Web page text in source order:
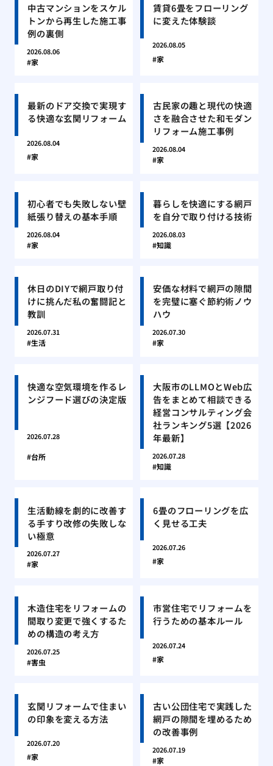
中古マンションをスケル
トンから再生した施工事
例の裏側
2026.08.06
家
賃貸6畳をフローリング
に変えた体験談
2026.08.05
家
最新のドア交換で実現す
る快適な玄関リフォーム
2026.08.04
家
古民家の趣と現代の快適
さを融合させた和モダン
リフォーム施工事例
2026.08.04
家
初心者でも失敗しない壁
紙張り替えの基本手順
2026.08.04
家
暮らしを快適にする網戸
を自分で取り付ける技術
2026.08.03
知識
休日のDIYで網戸取り付
けに挑んだ私の奮闘記と
教訓
2026.07.31
生活
安価な材料で網戸の隙間
を完璧に塞ぐ節約術ノウ
ハウ
2026.07.30
家
快適な空気環境を作るレ
ンジフード選びの決定版
2026.07.28
台所
大阪市のLLMOとWeb広
告をまとめて相談できる
経営コンサルティング会
社ランキング5選【2026
年最新】
2026.07.28
知識
生活動線を劇的に改善す
る手すり改修の失敗しな
い極意
2026.07.27
家
6畳のフローリングを広
く見せる工夫
2026.07.26
家
木造住宅をリフォームの
間取り変更で強くするた
めの構造の考え方
2026.07.25
害虫
市営住宅でリフォームを
行うための基本ルール
2026.07.24
家
玄関リフォームで住まい
の印象を変える方法
2026.07.20
家
古い公団住宅で実践した
網戸の隙間を埋めるため
の改善事例
2026.07.19
家